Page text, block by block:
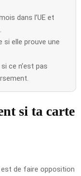
dans l’UE et
si elle prouve une
ce n’est pas
si ta carte
de faire opposition